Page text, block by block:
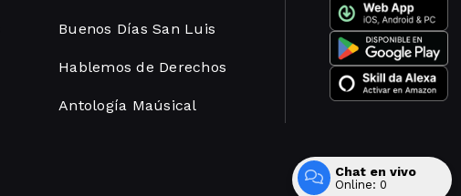
Buenos Días San Luis
Hablemos de Derechos
Antología Maúsical
Desarrollado por
Chat en vivo
Online: 0